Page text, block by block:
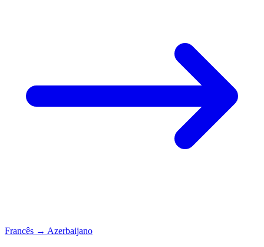
Francês → Azerbaijano